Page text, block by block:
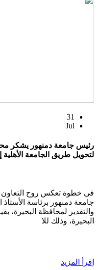
31
Jul
رئيس جامعة دمنهور يشكر
لتحويل طريق الجامعة الأهلية
في خطوة تعكس روح التعاون
جامعة دمنهور برئاسة
والتقدير لمحافظة البحيرة،
البحيرة، وذلك للا
إقرأ المزيد